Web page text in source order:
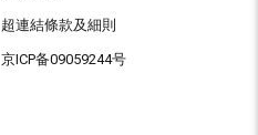
超連結條款及細則
京ICP备09059244号